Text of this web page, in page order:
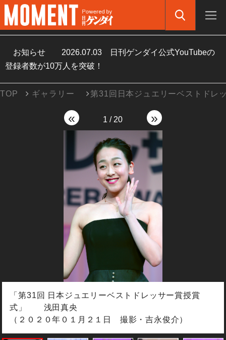
お知らせ 2026.07.03
日刊ゲンダイ公式YouTubeの
登録者数が10万人を突破！
TOP ギャラリー 第31回日本ジュエリーベストドレ
«
「第31回 日本ジュエリーベストドレッサー賞授賞
式」 浅田真央
（２０２０年０１月２１日 撮影・吉永俊介）
»
1 / 20